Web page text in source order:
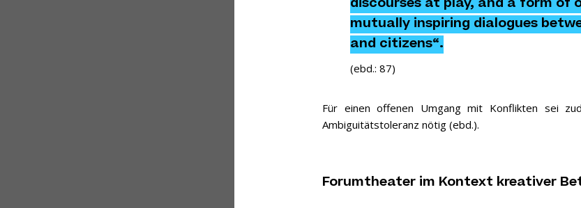
discourses at play, and a form of
mutually inspiring dialogues
and citizens“.
(ebd.: 87)
Für einen offenen Umgang mit Konflikten sei
Ambiguitätstoleranz nötig (ebd.).
Forumtheater im Kontext kreativer